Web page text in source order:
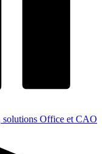
solutions Office et CAO